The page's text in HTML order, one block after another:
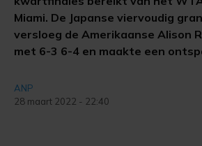
Miami. De Japanse viervoudig
versloeg de Amerikaanse Alison
met 6-3 6-4 en maakte een
ANP
28 maart 2022 - 22:40